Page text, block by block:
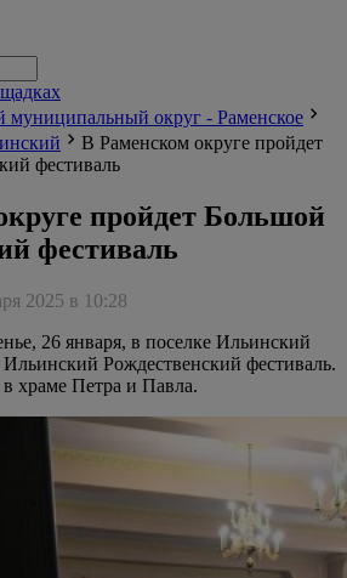
округ - Раменское
В Раменском округе пройдет
фестиваль
пройдет Большой
фестиваль
2025 в 10:28
26 января, в поселке Ильинский
Рождественский фестиваль.
храме Петра и Павла.